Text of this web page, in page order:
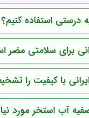
درستی استفاده کنیم؟
برای سلامتی
با کیفیت را
آب استخر مورد